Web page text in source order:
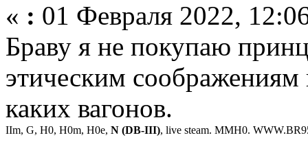
« : 01 Февраля 2022,
Браву я не покупаю
этическим
каких вагонов.
IIm, G, H0, H0m, H0e, N (DB-III), live steam. MMH0.